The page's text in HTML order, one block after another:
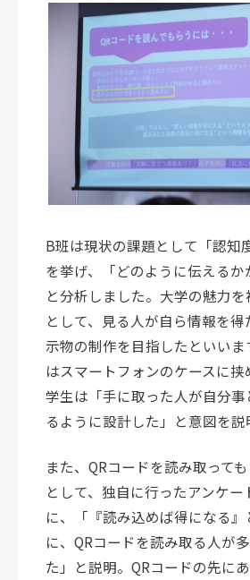
B班は現状の課題として「認知
を挙げ、「どのように伝えるか
と分析しました。大学の魅力
として、見る人が自ら情報を
示物の制作を目指したといいま
はスマートフォンのケースに挟
学生は「手に取った人が自分
るように設計した」と意図を説
また、QRコードを読み取って
として、独自に行ったアンケー
に、「『読み込めば得になる』
に、QRコードを読み取る人が
た」と説明。QRコードの先に